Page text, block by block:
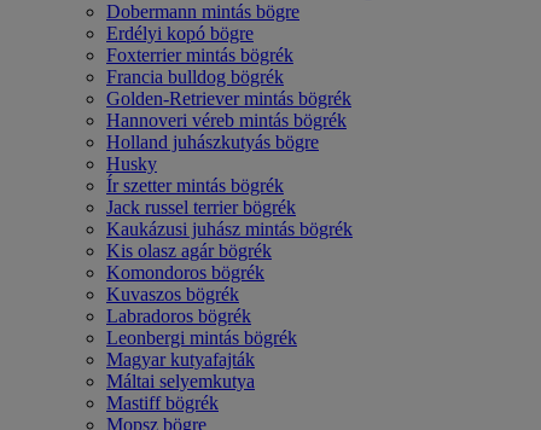
Dobermann mintás bögre
Erdélyi kopó bögre
Foxterrier mintás bögrék
Francia bulldog bögrék
Golden-Retriever mintás bögrék
Hannoveri véreb mintás bögrék
Holland juhászkutyás bögre
Husky
Ír szetter mintás bögrék
Jack russel terrier bögrék
Kaukázusi juhász mintás bögrék
Kis olasz agár bögrék
Komondoros bögrék
Kuvaszos bögrék
Labradoros bögrék
Leonbergi mintás bögrék
Magyar kutyafajták
Máltai selyemkutya
Mastiff bögrék
Mopsz bögre